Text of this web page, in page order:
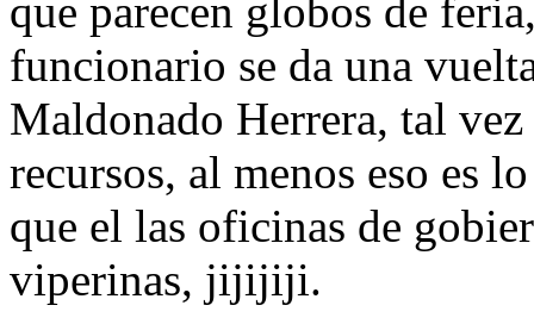
que parecen globos de
funcionario se da una
Maldonado Herrera, tal
recursos, al menos eso es
que el las oficinas de
viperinas, jijijiji.